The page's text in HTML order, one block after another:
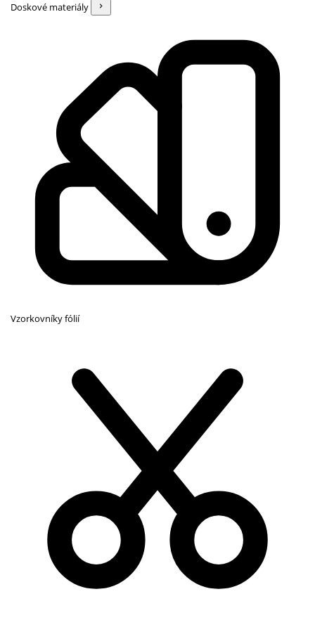
Doskové materiály
Vzorkovníky fólií